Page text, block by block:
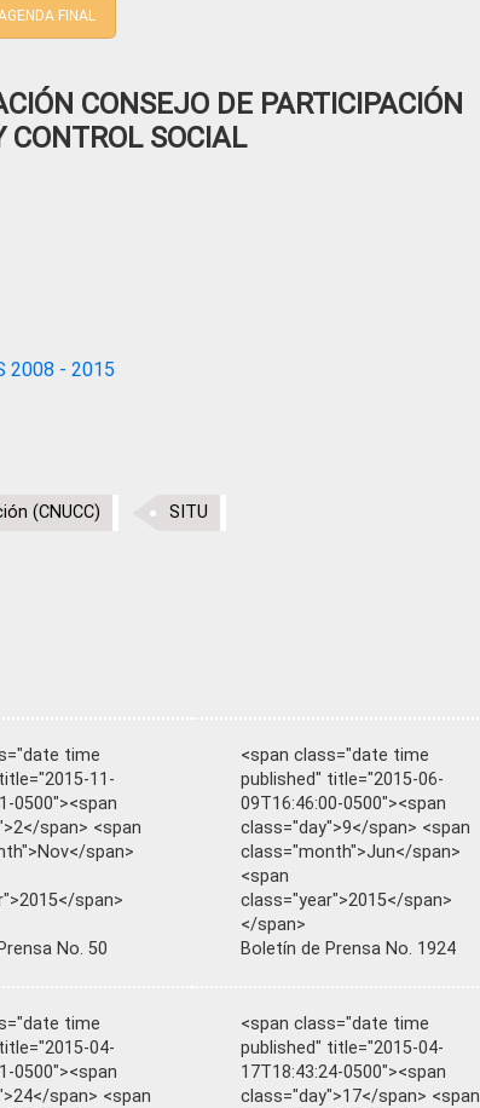
FINAL
CONSEJO DE PARTICIPACIÓN
CONTROL SOCIAL
2008 - 2015
(CNUCC) SITU
time
11-
0500"><span
span> <span
span>
span>
No. 50
<span class="date time
published" title="2015-06-
09T16:46:00-0500"><span
class="day">9</span> <span
class="month">Jun</span>
<span
class="year">2015</span>
</span>
Boletín de Prensa No. 1924
time
04-
0500"><span
span> <span
<span class="date time
published" title="2015-04-
17T18:43:24-0500"><span
class="day">17</span> <span